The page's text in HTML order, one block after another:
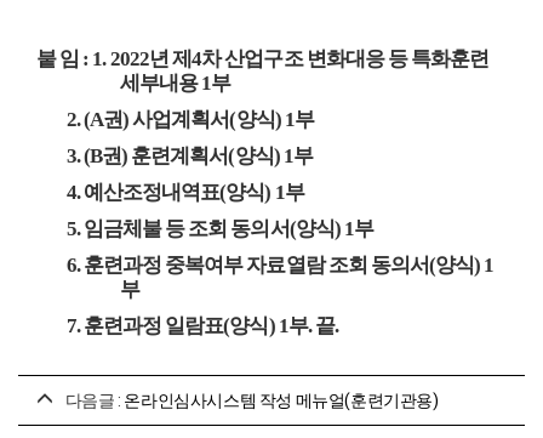
붙 임 : 1. 2022년 제4차 산업구조 변화대응 등 특화훈련
세부내용1부
2. (A권)사업계획서(양식) 1부
3. (B권) 훈련계획서(양식) 1부
4.예산조정내역표(양식) 1부
5.임금체불 등 조회 동의서(양식) 1부
6.훈련과정 중복여부 자료열람 조회 동의서(양식) 1
부
7.훈련과정 일람표(양식) 1부.끝.
다음글 : 온라인심사시스템 작성 메뉴얼(훈련기관용)